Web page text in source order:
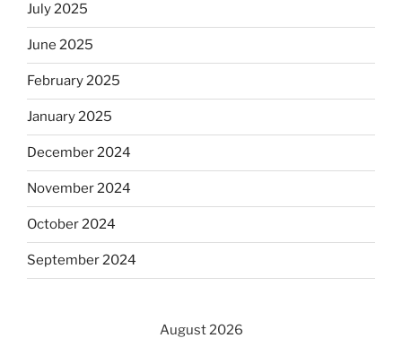
July 2025
June 2025
February 2025
January 2025
December 2024
November 2024
October 2024
September 2024
August 2026